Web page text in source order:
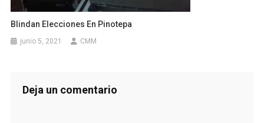
Blindan Elecciones En Pinotepa
junio 5, 2021 CMM
Deja un comentario